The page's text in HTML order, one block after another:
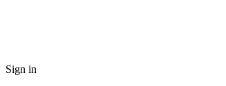
Sign in